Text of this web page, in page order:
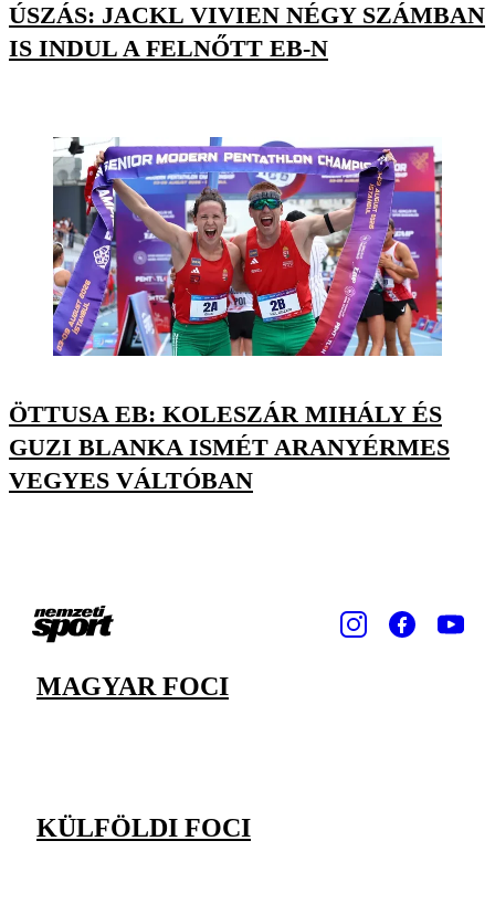
ÚSZÁS: JACKL VIVIEN NÉGY SZÁMBAN
IS INDUL A FELNŐTT EB-N
ÖTTUSA EB: KOLESZÁR MIHÁLY ÉS
GUZI BLANKA ISMÉT ARANYÉRMES
VEGYES VÁLTÓBAN
MAGYAR FOCI
KÜLFÖLDI FOCI